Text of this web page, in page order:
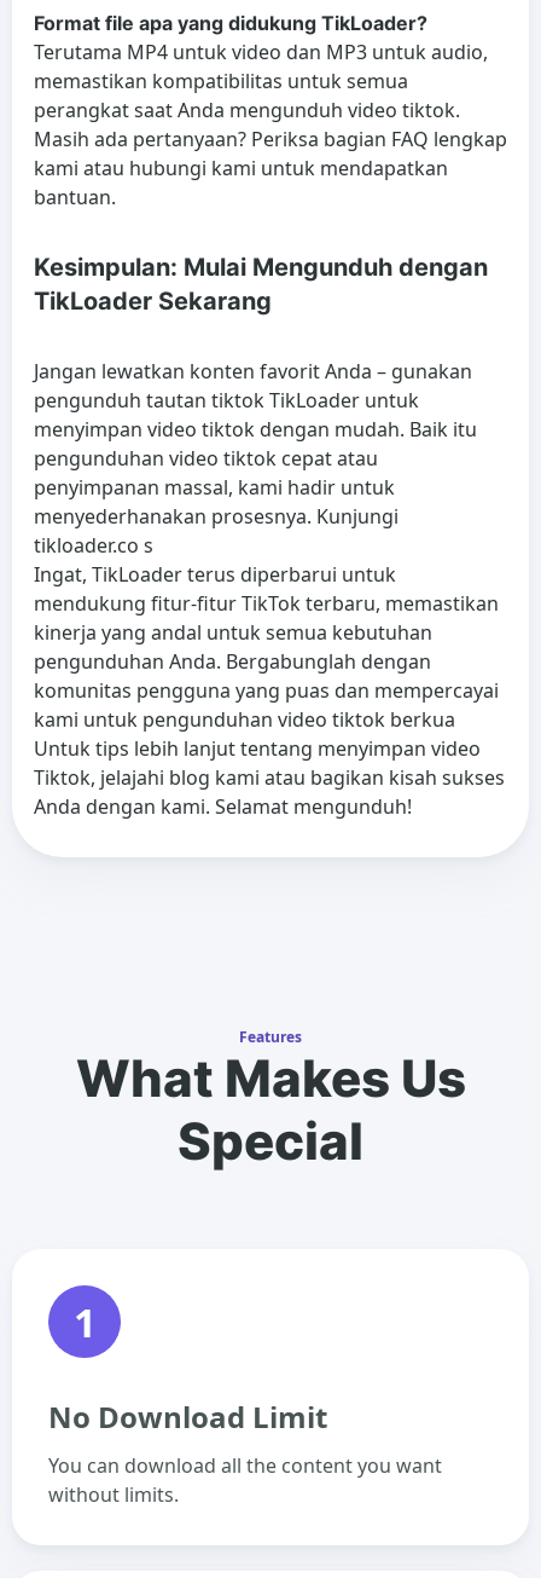
Format file apa yang didukung TikLoader?
Terutama MP4 untuk video dan MP3 untuk audio,
memastikan kompatibilitas untuk semua
perangkat saat Anda mengunduh video tiktok.
Masih ada pertanyaan? Periksa bagian FAQ lengkap
kami atau hubungi kami untuk mendapatkan
bantuan.
Kesimpulan: Mulai Mengunduh dengan
TikLoader Sekarang
Jangan lewatkan konten favorit Anda – gunakan
pengunduh tautan tiktok TikLoader untuk
menyimpan video tiktok dengan mudah. Baik itu
pengunduhan video tiktok cepat atau
penyimpanan massal, kami hadir untuk
menyederhanakan prosesnya. Kunjungi
tikloader.co s
Ingat, TikLoader terus diperbarui untuk
mendukung fitur-fitur TikTok terbaru, memastikan
kinerja yang andal untuk semua kebutuhan
pengunduhan Anda. Bergabunglah dengan
komunitas pengguna yang puas dan mempercayai
kami untuk pengunduhan video tiktok berkua
Untuk tips lebih lanjut tentang menyimpan video
Tiktok, jelajahi blog kami atau bagikan kisah sukses
Anda dengan kami. Selamat mengunduh!
Features
What Makes Us
Special
1
No Download Limit
You can download all the content you want
without limits.